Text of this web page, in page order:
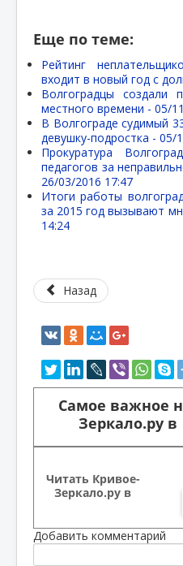
Еще по теме:
Рейтинг
входит в новый год с
Волгоградцы
местного времени - 05/
В Волгограде судимый
девушку-подростка - 05/
Прокуратура
педагогов за
26/03/2016 17:47
Итоги работы
за 2015 год вызывают
14:24
Назад
Самое важное
Зеркало.ру в
Читать Кривое-
Зеркало.ру в
Добавить комментарий